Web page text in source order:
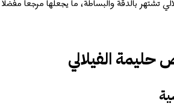
تشتهر بالدقة والبساطة، ما يجعلها مرجعاً
الفيلالي